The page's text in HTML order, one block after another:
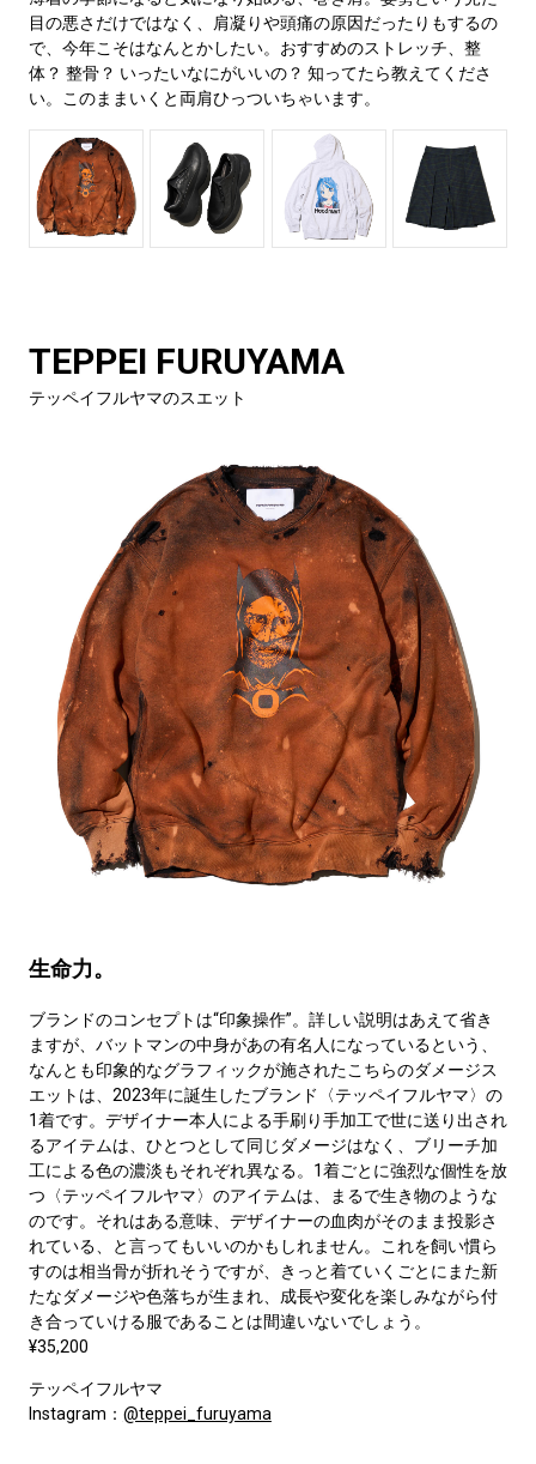
目の悪さだけではなく、肩凝りや頭痛の原因だったりもするの
で、今年こそはなんとかしたい。おすすめのストレッチ、整
体？ 整骨？ いったいなにがいいの？ 知ってたら教えてくださ
い。このままいくと両肩ひっついちゃいます。
TEPPEI FURUYAMA
テッペイフルヤマのスエット
生命力。
ブランドのコンセプトは“印象操作”。詳しい説明はあえて省き
ますが、バットマンの中身があの有名人になっているという、
なんとも印象的なグラフィックが施されたこちらのダメージス
エットは、2023年に誕生したブランド〈テッペイフルヤマ〉の
1着です。デザイナー本人による手刷り手加工で世に送り出され
るアイテムは、ひとつとして同じダメージはなく、ブリーチ加
工による色の濃淡もそれぞれ異なる。1着ごとに強烈な個性を放
つ〈テッペイフルヤマ〉のアイテムは、まるで生き物のような
のです。それはある意味、デザイナーの血肉がそのまま投影さ
れている、と言ってもいいのかもしれません。これを飼い慣ら
すのは相当骨が折れそうですが、きっと着ていくごとにまた新
たなダメージや色落ちが生まれ、成長や変化を楽しみながら付
き合っていける服であることは間違いないでしょう。
¥35,200
テッペイフルヤマ
Instagram： @teppei_furuyama